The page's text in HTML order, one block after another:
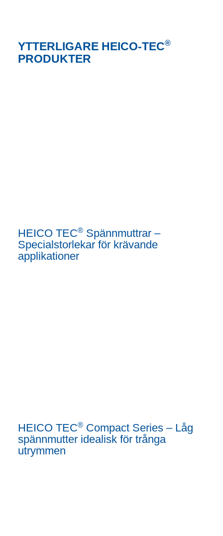
YTTERLIGARE HEICO-TEC®
PRODUKTER
HEICO TEC® Spännmuttrar –
Specialstorlekar för krävande
applikationer
HEICO TEC® Compact Series – Låg
spännmutter idealisk för trånga
utrymmen